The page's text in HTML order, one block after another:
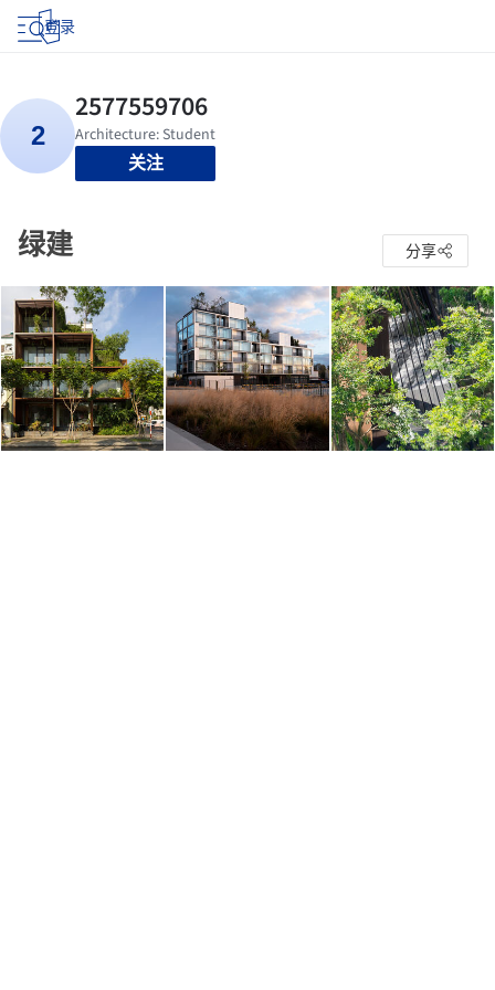
登录
关注
绿建 分享